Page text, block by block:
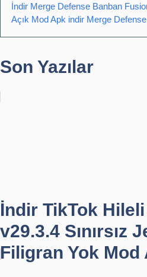
İndir Merge Defense Banban
Açık Mod Apk indir Merge
Son Yazılar
İndir TikTok
v29.3.4 Sınırsız
Filigran Yok